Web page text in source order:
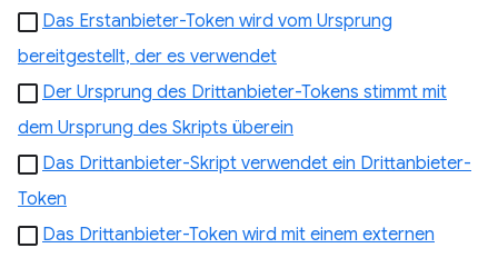
Das Erstanbieter-Token wird vom Ursprung
bereitgestellt, der es verwendet
Der Ursprung des Drittanbieter-Tokens stimmt mit
dem Ursprung des Skripts überein
Das Drittanbieter-Skript verwendet ein Drittanbieter-
Token
Das Drittanbieter-Token wird mit einem externen